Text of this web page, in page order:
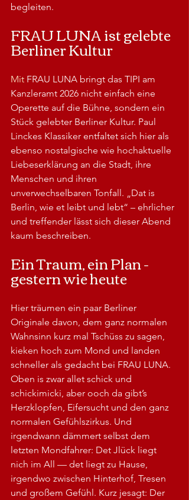
begleiten.
FRAU LUNA ist gelebte
Berliner Kultur
Mit FRAU LUNA bringt das TIPI am
Kanzleramt 2026 nicht einfach eine
Operette auf die Bühne, sondern ein
Stück gelebter Berliner Kultur. Paul
Linckes Klassiker entfaltet sich hier als
ebenso nostalgische wie hochaktuelle
Liebeserklärung an die Stadt, ihre
Menschen und ihren
unverwechselbaren Tonfall. „Dat is
Berlin, wie et leibt und lebt“ – ehrlicher
und treffender lässt sich dieser Abend
kaum beschreiben.
Ein Traum, ein Plan -
gestern wie heute
Hier träumen ein paar Berliner
Originale davon, dem ganz normalen
Wahnsinn kurz mal Tschüss zu sagen,
kieken hoch zum Mond und landen
schneller als gedacht bei FRAU LUNA.
Oben is zwar allet schick und
schickimicki, aber ooch da gibt’s
Herzklopfen, Eifersucht und den ganz
normalen Gefühlszirkus. Und
irgendwann dämmert selbst dem
letzten Mondfahrer: Det Jlück liegt
nich im All — det liegt zu Hause,
irgendwo zwischen Hinterhof, Tresen
und großem Gefühl. Kurz jesagt: Der